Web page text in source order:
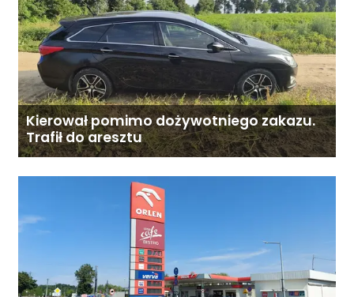
Kierował pomimo dożywotniego zakazu.
Trafił do aresztu